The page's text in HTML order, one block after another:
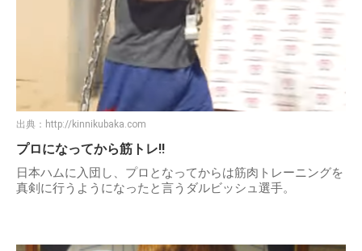
出典： http://kinnikubaka.com
プロになってから筋トレ!!
日本ハムに入団し、プロとなってからは筋肉トレーニングを
真剣に行うようになったと言うダルビッシュ選手。